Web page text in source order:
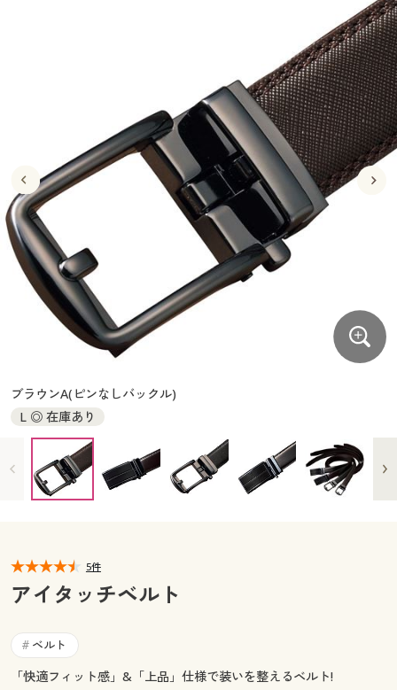
キッチン・雑貨・日用品
寝具・ベッド
カーテン・ラグ・ファブリック
美容・健康・サプリメント
制服・スクールすべて
制服・学生服
ジュニア・ティーンズ下着
大きいサイズ
大きいサイズ通販すべて
大きいサイズ レディース服
大きいサイズ レディース下着
大きいサイズ メンズ
大きいサイズ 事務・制服
バーゲン
バーゲンセール
シークレットセール
詳細検索
商品カテゴリ一覧
カタログ・チラシからのご注文
デジタルカタログ
カタログ無料プレゼント
マイページ
お気に入り
カーテン・ラグ・ファブリック
制服・学生服
ジュニア・ティーンズ下着
大きいサイズ通販すべて
大きいサイズ レディース服
大きいサイズ レディース下着
大きいサイズ メンズ
大きいサイズ 事務・制服
バーゲンセール
シークレットセール
詳細検索
商品カテゴリ一覧
カタログ
カタログ・チラシからのご注文
カタログ無料プレゼント
会員メニュー
閲覧履歴
サポート
ブラウンA(ピンなしバックル)
L ◎ 在庫あり
5件
アイタッチベルト
# ベルト
「快適フィット感」&「上品」仕様で装いを整えるベルト!